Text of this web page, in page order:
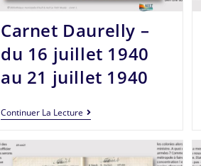
Carnet Daurelly –
du 16 juillet 1940
au 21 juillet 1940
Continuer La Lecture